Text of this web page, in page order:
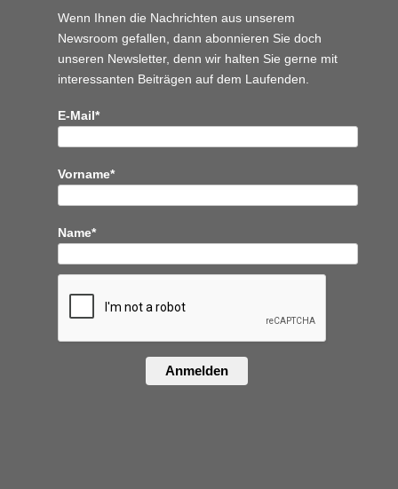
Wenn Ihnen die Nachrichten aus unserem
Newsroom gefallen, dann abonnieren Sie doch
unseren Newsletter, denn wir halten Sie gerne mit
interessanten Beiträgen auf dem Laufenden.
E-Mail*
Vorname*
Name*
Anmelden